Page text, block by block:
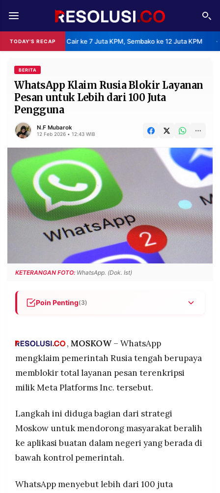
TODAY'S RECAP
Cair ke 7 Juta KPM, Sembako ke 12 Juta KPM • Sehari
REDAKSI TENTANG
RESOLUSI IKLAN
RUBRIKASI
EDITORIAL
FINANSIA PERSONA
DAERAH NASIONAL
MANCA SPORT
INFORMASI
PRIVACY
POLICY
BERITA
WARGA
TULISAN
PENGADUAN TERM
©
PT.
MEDIA
BERITA
WhatsApp Klaim Rusia Blokir Layanan
Pesan untuk Lebih dari 100 Juta
Pengguna
N.F Mubarok
12 Feb 2026 • 12:43 WIB
KETERANGAN FOTO: WhatsApp. (Dok. Ist)
Poin Penting(3)
digunakan lebih dari 100 juta pengguna di
strategi Moskow mendorong warga beralih ke
aplikasi super bernama Max yang dikelola
Kebijakan ini memperkuat tren pembatasan
platform digital Barat oleh Rusia pasca-invasi
Ukraina, setelah sebelumnya memblokir
Facebook dan Instagram.
, MOSKOW– WhatsApp
mengklaim pemerintah Rusia tengah berupaya
memblokir total layanan pesan terenkripsi
milik Meta Platforms Inc. tersebut.
Langkah ini diduga bagian dari strategi
Moskow untuk mendorong masyarakat beralih
ke aplikasi buatan dalam negeri yang berada di
bawah kontrol pemerintah.
WhatsApp menyebut lebih dari 100 juta